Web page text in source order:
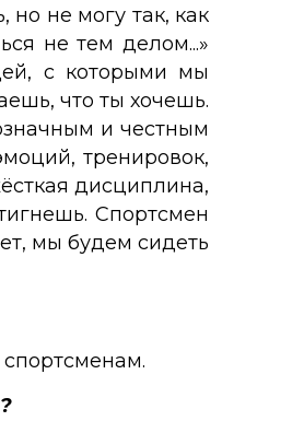
не могу так, как
не тем делом...»
с которыми мы
что ты хочешь.
и честным
тренировок,
дисциплина,
Спортсмен
мы будем сидеть